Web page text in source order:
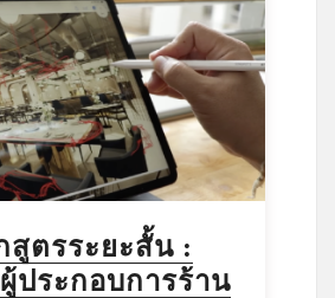
สูตรระยะสั้น :
ประกอบการร้าน